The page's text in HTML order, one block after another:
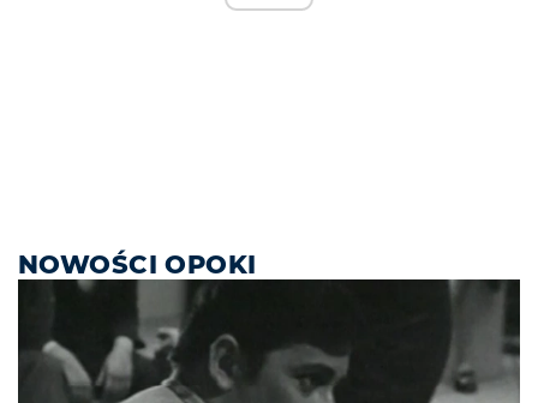
NOWOŚCI OPOKI